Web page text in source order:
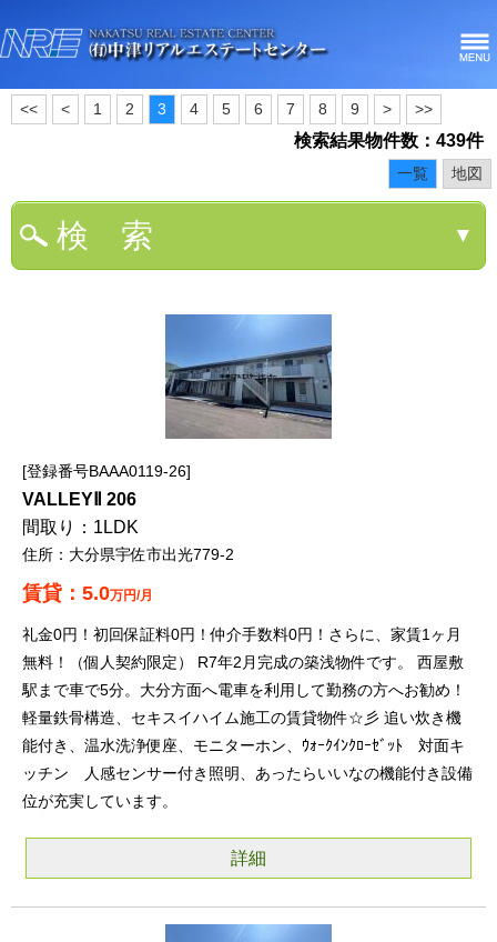
<< < 1 2 3 4 5 6 7 8 9 > >>
検索結果物件数：439件
地図
一覧
検 索 ▼
登録番号BAAA0119-26
VALLEYⅡ 206
1LDK
大分県宇佐市出光779-2
5.0万円/月
礼金0円！初回保証料0円！仲介手数料0円！さらに、家賃1ヶ月
無料！（個人契約限定） R7年2月完成の築浅物件です。 西屋敷
駅まで車で5分。大分方面へ電車を利用して勤務の方へお勧め！
軽量鉄骨構造、セキスイハイム施工の賃貸物件☆彡 追い炊き機
能付き、温水洗浄便座、モニターホン、ｳｫｰｸｲﾝｸﾛｰｾﾞｯﾄ 対面キ
ッチン 人感センサー付き照明、あったらいいなの機能付き設備
位が充実しています。
詳細